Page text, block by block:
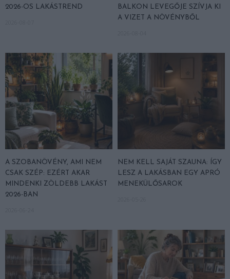
2026-OS LAKÁSTREND
BALKON LEVEGŐJE SZÍVJA KI
A VIZET A NÖVÉNYBŐL
A SZOBANÖVÉNY, AMI NEM
CSAK SZÉP: EZÉRT AKAR
MINDENKI ZÖLDEBB LAKÁST
2026-BAN
NEM KELL SAJÁT SZAUNA: ÍGY
LESZ A LAKÁSBAN EGY APRÓ
MENEKÜLŐSAROK